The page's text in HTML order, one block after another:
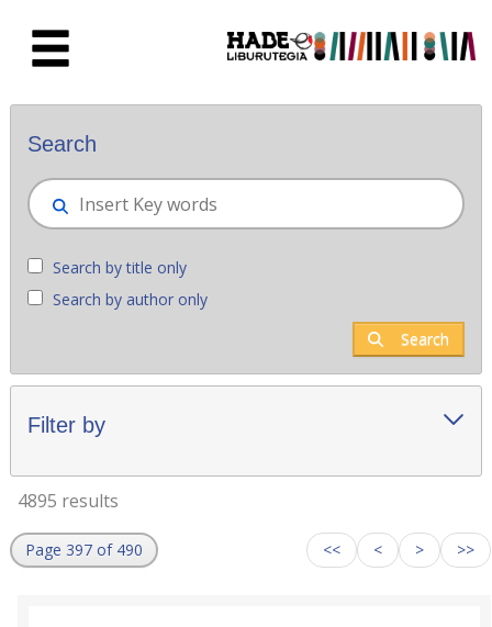
New books - Liburutegia
Search
Search by title only
Search by author only
Search
Filter by
4895 results
Page 397 of 490 << < > >>